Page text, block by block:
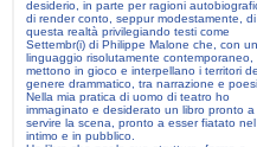
desiderio, in parte per ragioni
di render conto, seppur modestamente, di
questa realtà privilegiando testi come
Settembr(i) di Philippe Malone che, con un
linguaggio risolutamente contemporaneo,
mettono in gioco e interpellano i territori
genere drammatico, tra narrazione e
Nella mia pratica di uomo di teatro ho
immaginato e desiderato un libro pronto a
servire la scena, pronto a esser fiatato
intimo e in pubblico.